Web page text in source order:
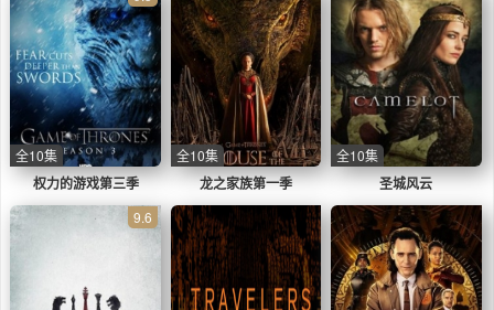
权力的游戏第三季
全10集
龙之家族第一季
全10集
圣城风云
全10集
9.6